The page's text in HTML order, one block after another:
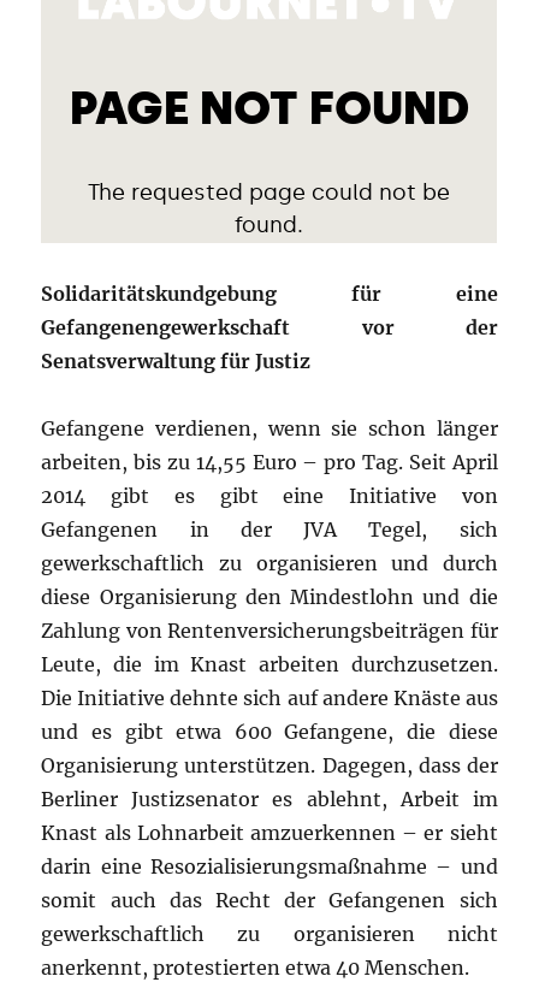
Solidaritätskundgebung für eine
Gefangenengewerkschaft vor der
Senatsverwaltung für Justiz
Gefangene verdienen, wenn sie schon länger
arbeiten, bis zu 14,55 Euro – pro Tag. Seit April
2014 gibt es gibt eine Initiative von
Gefangenen in der JVA Tegel, sich
gewerkschaftlich zu organisieren und durch
diese Organisierung den Mindestlohn und die
Zahlung von Rentenversicherungsbeiträgen für
Leute, die im Knast arbeiten durchzusetzen.
Die Initiative dehnte sich auf andere Knäste aus
und es gibt etwa 600 Gefangene, die diese
Organisierung unterstützen. Dagegen, dass der
Berliner Justizsenator es ablehnt, Arbeit im
Knast als Lohnarbeit amzuerkennen – er sieht
darin eine Resozialisierungsmaßnahme – und
somit auch das Recht der Gefangenen sich
gewerkschaftlich zu organisieren nicht
anerkennt, protestierten etwa 40 Menschen.